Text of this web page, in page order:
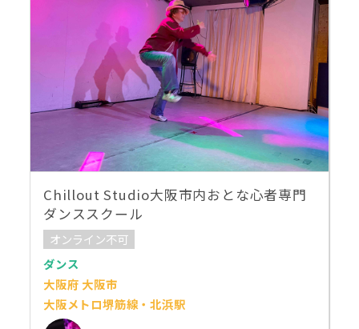
Chillout Studio大阪市内おとな心者専門
ダンススクール
オンライン不可
ダンス
大阪府 大阪市
大阪メトロ堺筋線・北浜駅